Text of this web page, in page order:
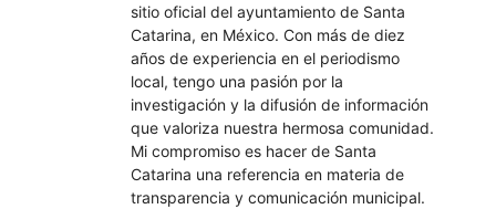
sitio oficial del ayuntamiento de Santa
Catarina, en México. Con más de diez
años de experiencia en el periodismo
local, tengo una pasión por la
investigación y la difusión de información
que valoriza nuestra hermosa comunidad.
Mi compromiso es hacer de Santa
Catarina una referencia en materia de
transparencia y comunicación municipal.